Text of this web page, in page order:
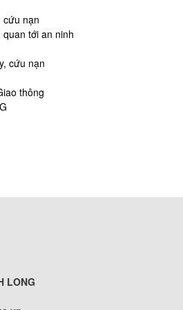
cứu nạn
tới an ninh
cứu nạn
thông
LONG